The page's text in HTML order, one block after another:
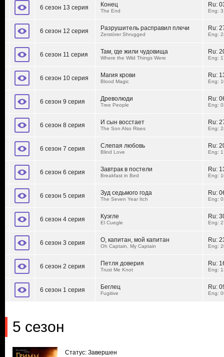
6 сезон 13 серия Конец
The End
Ru:
Eng:
6 сезон 12 серия Разрушитель расправил плечи
Zerstörer Shrugged
Ru:
Eng:
6 сезон 11 серия Там, где жили чудовища
Where the Wild Things Were
Ru:
Eng:
6 сезон 10 серия Магия крови
Blood Magic
Ru:
Eng:
6 сезон 9 серия Древолюди
Tree People
Ru:
Eng:
6 сезон 8 серия И сын восстает
The Son Also Rises
Ru:
Eng:
6 сезон 7 серия Слепая любовь
Blind Love
Ru:
Eng:
6 сезон 6 серия Завтрак в постели
Breakfast in Bed
Ru:
Eng:
6 сезон 5 серия Зуд седьмого года
The Seven Year Itch
Ru:
Eng:
6 сезон 4 серия Куэгле
El Cuegle
Ru:
Eng:
6 сезон 3 серия О, капитан, мой капитан
Oh Captain, My Captain
Ru:
Eng:
6 сезон 2 серия Петля доверия
Trust Me Knot
Ru:
Eng:
6 сезон 1 серия Беглец
Fugitive
Ru:
Eng:
5 сезон
Статус: Завершен